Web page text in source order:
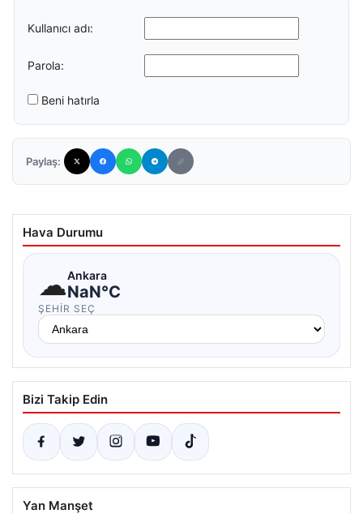
Kullanıcı adı:
Parola:
Beni hatırla
Paylaş:
Hava Durumu
☁Ankara
NaN°C
ŞEHIR SEÇ
Bizi Takip Edin
Yan Manşet